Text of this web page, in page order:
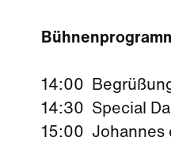
14:00
14:30 Special
15:00